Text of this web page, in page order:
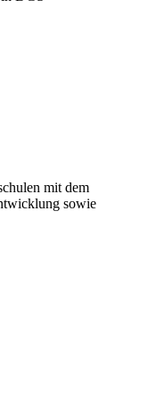
mit dem
sowie